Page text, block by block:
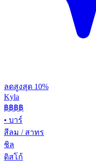
ลดสูงสุด 10%
Kyla
฿฿฿฿
• บาร์
สีลม / สาทร
ชิล
ดิสโก้